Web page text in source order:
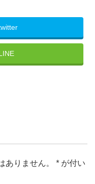
ありません。 * が付い